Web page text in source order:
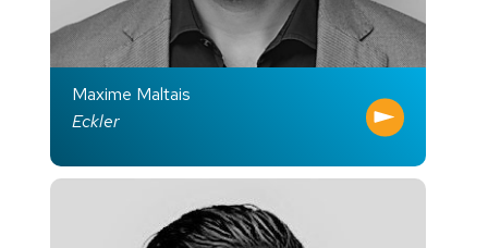
Maxime Maltais
Eckler